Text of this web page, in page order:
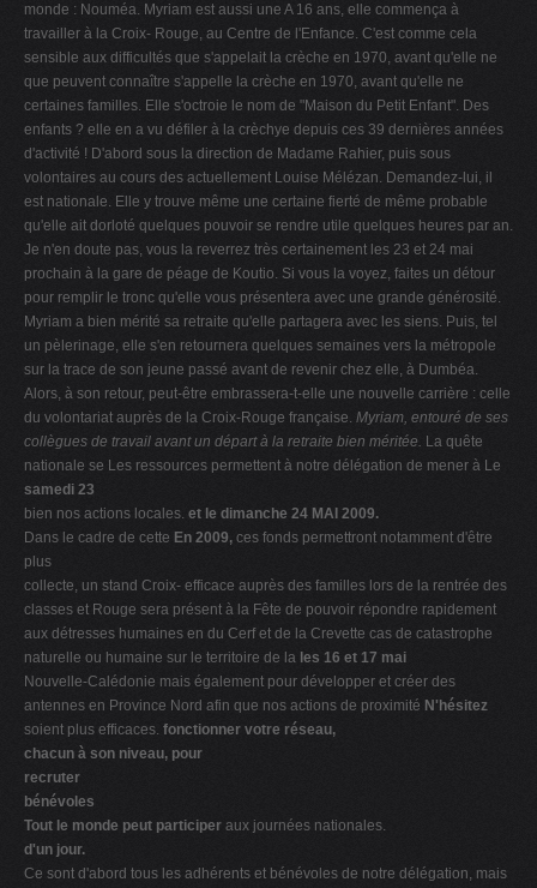
monde : Nouméa. Myriam est aussi une A 16 ans, elle commença à
travailler à la Croix- Rouge, au Centre de l'Enfance. C'est comme cela
sensible aux difficultés que s'appelait la crèche en 1970, avant qu'elle ne
que peuvent connaître s'appelle la crèche en 1970, avant qu'elle ne
certaines familles. Elle s'octroie le nom de "Maison du Petit Enfant". Des
enfants ? elle en a vu défiler à la crèchye depuis ces 39 dernières années
d'activité ! D'abord sous la direction de Madame Rahier, puis sous
volontaires au cours des actuellement Louise Mélézan. Demandez-lui, il
est nationale. Elle y trouve même une certaine fierté de même probable
qu'elle ait dorloté quelques pouvoir se rendre utile quelques heures par an.
Je n'en doute pas, vous la reverrez très certainement les 23 et 24 mai
prochain à la gare de péage de Koutio. Si vous la voyez, faites un détour
pour remplir le tronc qu'elle vous présentera avec une grande générosité.
Myriam a bien mérité sa retraite qu'elle partagera avec les siens. Puis, tel
un pèlerinage, elle s'en retournera quelques semaines vers la métropole
sur la trace de son jeune passé avant de revenir chez elle, à Dumbéa.
Alors, à son retour, peut-être embrassera-t-elle une nouvelle carrière : celle
du volontariat auprès de la Croix-Rouge française. Myriam, entouré de ses
collègues de travail avant un départ à la retraite bien méritée. La quête
nationale se Les ressources permettent à notre délégation de mener à Le
samedi 23
bien nos actions locales. et le dimanche 24 MAI 2009.
Dans le cadre de cette En 2009, ces fonds permettront notamment d'être
plus
collecte, un stand Croix- efficace auprès des familles lors de la rentrée des
classes et Rouge sera présent à la Fête de pouvoir répondre rapidement
aux détresses humaines en du Cerf et de la Crevette cas de catastrophe
naturelle ou humaine sur le territoire de la les 16 et 17 mai
Nouvelle-Calédonie mais également pour développer et créer des
antennes en Province Nord afin que nos actions de proximité N'hésitez
soient plus efficaces. fonctionner votre réseau,
chacun à son niveau, pour
recruter
bénévoles
Tout le monde peut participer aux journées nationales.
d'un jour.
Ce sont d'abord tous les adhérents et bénévoles de notre délégation, mais